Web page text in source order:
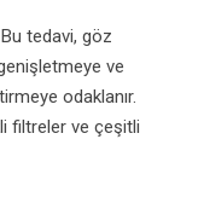
Bu tedavi, göz
ve
odaklanır.
filtreler ve çeşitli